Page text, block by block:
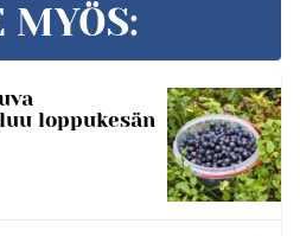
MYÖS:
loppukesän